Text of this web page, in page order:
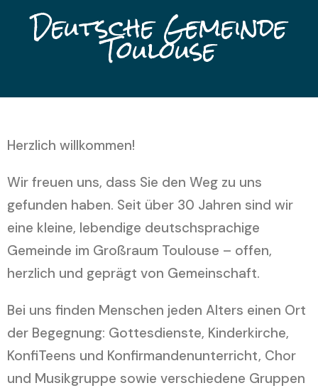
Deutsche Gemeinde
Toulouse
Herzlich willkommen!
Wir freuen uns, dass Sie den Weg zu uns
gefunden haben. Seit über 30 Jahren sind wir
eine kleine, lebendige deutschsprachige
Gemeinde im Großraum Toulouse – offen,
herzlich und geprägt von Gemeinschaft.
Bei uns finden Menschen jeden Alters einen Ort
der Begegnung: Gottesdienste, Kinderkirche,
KonfiTeens und Konfirmandenunterricht, Chor
und Musikgruppe sowie verschiedene Gruppen